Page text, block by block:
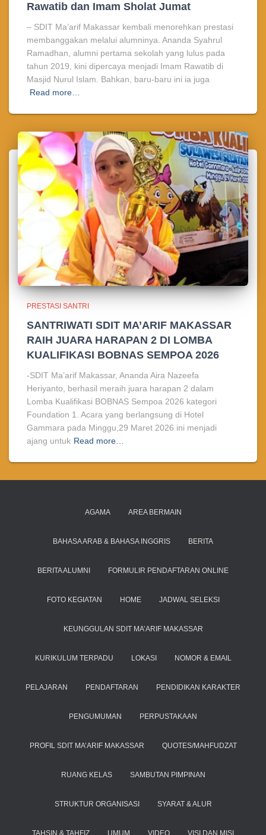
Rawatib dan Imam Sholat Jumat
– SDIT Ma’arif Makassar kembali menorehkan prestasi
membanggakan melalui alumninya. Ananda Syahrul
Ramadhan, alumni pertama sekolah yang lulus pada
tahun 2019, kini dipercaya menjadi Imam Rawatib di
Masjid Nurul Islam. Bahkan, baru-baru ini ia juga
Read more…
PRESTASI SANTRI
SANTRIWATI SDIT MA’ARIF MAKASSAR
RAIH JUARA HARAPAN 2 DI LOMBA
KUALIFIKASI BOBNAS SEMPOA 2026
-SDIT Ma’arif Makassar, Ananda Aira Nazeefa
Heriyanto, berhasil meraih juara harapan 2 dalam
Lomba Kualifikasi BOBNAS Sempoa 2026 kategori
Foundation 1. Acara yang berlangsung di Hotel
Gammara pada Minggu,29 Maret 2026 ini menjadi
ajang untuk Read more…
AGAMA AREA BERMAIN
BAHASA ARAB & BAHASA INGGRIS BERITA
BERITA ALUMNI FORMULIR PENDAFTARAN ONLINE
FOTO KEGIATAN HOME JADWAL SELEKSI
KEUNGGULAN SDIT MA’ARIF MAKASSAR
KURIKULUM TERPADU LOKASI NOMOR & EMAIL
PELAJARAN PENDAFTARAN PENDIDIKAN KARAKTER
PENGUMUMAN PERPUSTAKAAN
PROFIL SDIT MA’ARIF MAKASSAR QUOTES/MAHFUDZAT
RUANG KELAS SAMBUTAN PIMPINAN
STRUKTUR ORGANISASI SYARAT & ALUR
TAHSIN & TAHFIZ UMUM VIDEO VISI DAN MISI